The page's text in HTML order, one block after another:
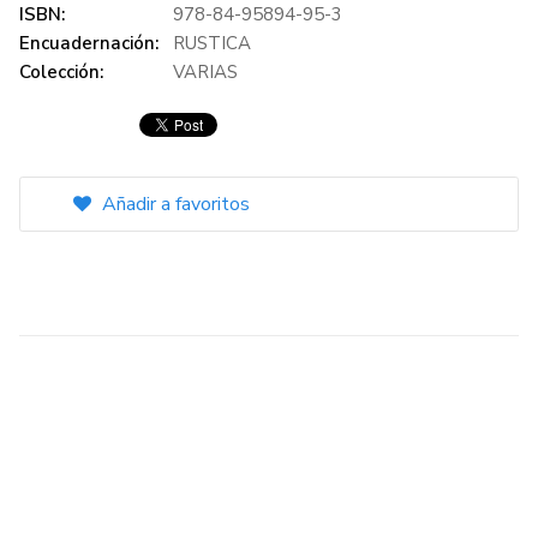
ISBN:
978-84-95894-95-3
Encuadernación:
RUSTICA
Colección:
VARIAS
Añadir a favoritos